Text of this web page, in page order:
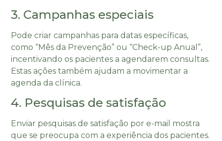
3. Campanhas especiais
Pode criar campanhas para datas específicas,
como “Mês da Prevenção” ou “Check-up Anual”,
incentivando os pacientes a agendarem consultas.
Estas ações também ajudam a movimentar a
agenda da clínica.
4. Pesquisas de satisfação
Enviar pesquisas de satisfação por e-mail mostra
que se preocupa com a experiência dos pacientes.